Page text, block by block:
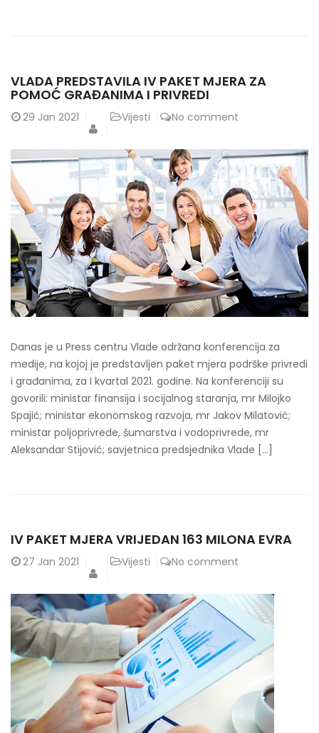
VLADA PREDSTAVILA IV PAKET MJERA ZA
POMOĆ GRAĐANIMA I PRIVREDI
29 Jan 2021 Vijesti No comment
Danas je u Press centru Vlade održana konferencija za
medije, na kojoj je predstavljen paket mjera podrške privredi
i građanima, za I kvartal 2021. godine. Na konferenciji su
govorili: ministar finansija i socijalnog staranja, mr Milojko
Spajić; ministar ekonomskog razvoja, mr Jakov Milatović;
ministar poljoprivrede, šumarstva i vodoprivrede, mr
Aleksandar Stijović; savjetnica predsjednika Vlade […]
IV PAKET MJERA VRIJEDAN 163 MILONA EVRA
27 Jan 2021 Vijesti No comment